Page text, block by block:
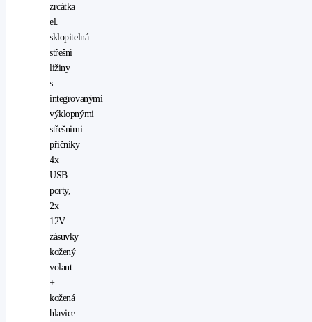
zrcátka
el.
sklopitelná
střešní
ližiny
s
integrovanými
výklopnými
střešnimi
příčníky
4x
USB
porty,
2x
12V
zásuvky
kožený
volant
+
kožená
hlavice